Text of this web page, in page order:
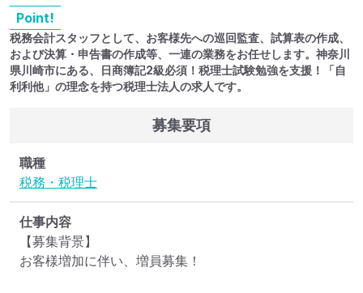
Point!
税務会計スタッフとして、お客様先への巡回監査、試算表の作成、
および決算・申告書の作成等、一連の業務をお任せします。神奈川
県川崎市にある、日商簿記2級必須！税理士試験勉強を支援！「自
利利他」の理念を持つ税理士法人の求人です。
募集要項
職種
税務・税理士
仕事内容
【募集背景】
お客様増加に伴い、増員募集！